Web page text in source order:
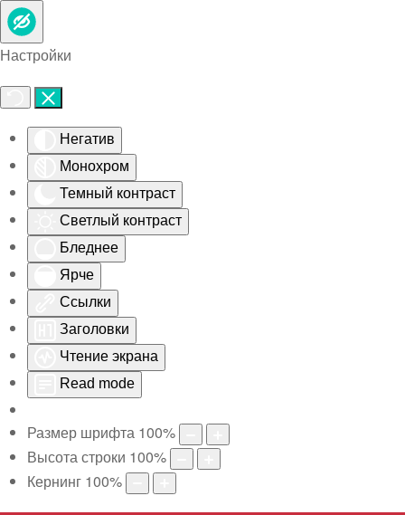
Настройки
Негатив
Монохром
Темный контраст
Светлый контраст
Бледнее
Ярче
Ссылки
Заголовки
Чтение экрана
Read mode
Размер шрифта 100%
Высота строки 100%
Кернинг 100%
Skip to main content